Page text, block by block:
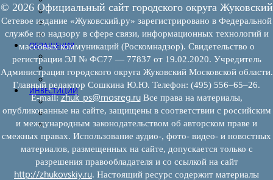
Книга жалоб
Законодательство
Конкурсы
ОБРАЩЕНИЯ
Обращения граждан
Графики личного приема граждан
Информация
ИНВЕСТИЦИИ
Инвестиционный паспорт
Муниципально-частное партнерство
Новости инвестиций
© 2026 Официальный сайт городского округа Жуковский
Сетевое издание «Жуковский.ру» зарегистрировано в Федеральной
службе по надзору в сфере связи, информационных технологий и
массовых коммуникаций (Роскомнадзор). Свидетельство о
регистрации ЭЛ № ФС77 — 77837 от 19.02.2020. Учредитель
Администрация городского округа Жуковский Московской области.
Главный редактор Сошкина Ю.Ю. Телефон: (495) 556–65–26.
E‑mail:zhuk_ps@mosreg.ruВсе права на материалы,
опубликованные на сайте, защищены в соответствии с российским
и международным законодательством об авторском праве и
смежных правах. Использование аудио-, фото- видео- и новостных
материалов, размещенных на сайте, допускается только с
разрешения правообладателя и со ссылкой на сайт
http://zhukovskiy.ru. Настоящий ресурс содержит материалы